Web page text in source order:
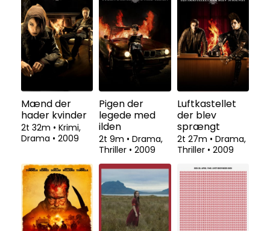
Mænd der
hader kvinder
2t 32m • Krimi,
Drama • 2009
Pigen der
legede med
ilden
2t 9m • Drama,
Thriller • 2009
Luftkastellet
der blev
sprængt
2t 27m • Drama,
Thriller • 2009